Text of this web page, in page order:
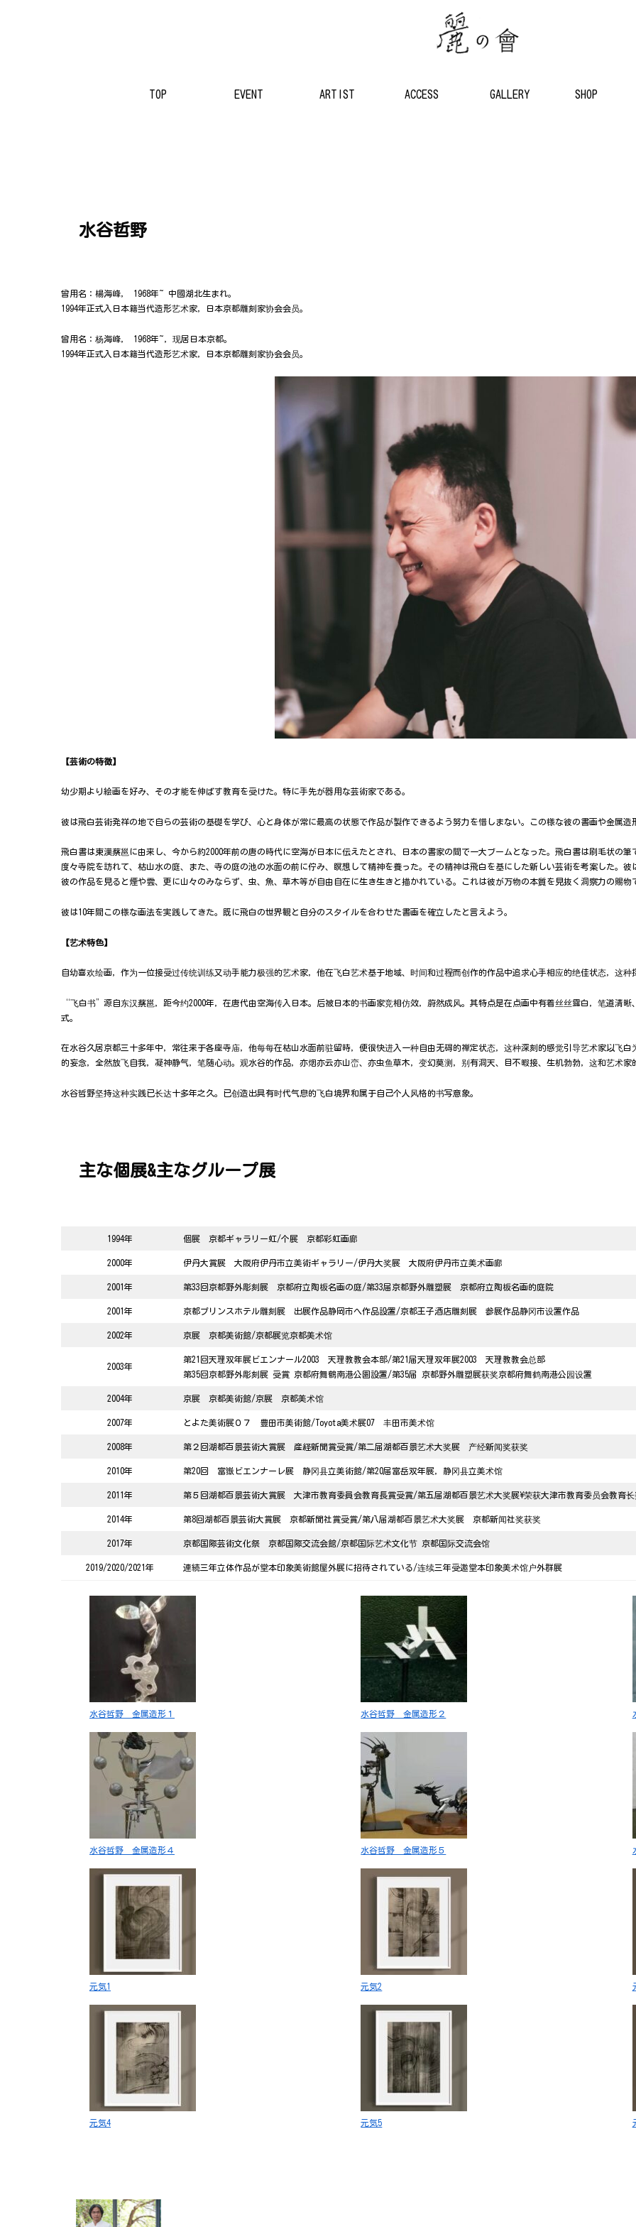
TOP EVENT ARTIST ACCESS GALLERY SHOP
水谷哲野
曾用名：楊海峰， 1968年~ 中國湖北生まれ。
1994年正式入日本籍当代造形艺术家，日本京都雕刻家协会会员。
曾用名：杨海峰， 1968年~，现居日本京都。
1994年正式入日本籍当代造形艺术家，日本京都雕刻家协会会员。
【芸術の特徴】
幼少期より絵画を好み、その才能を伸ばす教育を受けた。特に手先が器用な芸術家である。
彼は飛白芸術発祥の地で自らの芸術の基礎を学び、心と身体が常に最高の状態で作品が製作できるよう努力を惜しまない。この様な彼の書画や金属
飛白書は東漢蔡邕に由来し、今から約2000年前の唐の時代に空海が日本に伝えたとされ、日本の書家の間で一大ブームとなった。飛白書は刷毛状の
度々寺院を訪れて、枯山水の庭、また、寺の庭の池の水面の前に佇み、瞑想して精神を養った。その精神は飛白を基にした新しい芸術を考案した。
彼の作品を見ると煙や雲、更に山々のみならず、虫、魚、草木等が自由自在に生き生きと描かれている。これは彼が万物の本質を見抜く洞察力の賜物
彼は10年間この様な画法を実践してきた。既に飛白の世界観と自分のスタイルを合わせた書画を確立したと言えよう。
【艺术特色】
自幼喜欢绘画，作为一位接受过传统训练又动手能力极强的艺术家，他在飞白艺术基于地域、时间和过程而创作的作品中追求心手相应的绝佳状态，这
“飞白书”源自东汉蔡邕，距今约2000年，在唐代由空海传入日本。后被日本的书画家竞相仿效，蔚然成风。其特点是在点画中有着丝丝露白，笔道清
式。
在水谷久居京都三十多年中，常往来于各座寺庙，他每每在枯山水面前驻留時，便很快进入一种自由无碍的禅定状态，这种深刻的感觉引导艺术家以飞
的妄念，全然放飞自我，凝神静气，笔随心动。观水谷的作品，亦烟亦云亦山峦、亦虫鱼草木，变幻莫测，别有洞天、目不暇接、生机勃勃，这和艺术
水谷哲野坚持这种实践已长达十多年之久。已创造出具有时代气息的飞白境界和属于自己个人风格的书写意象。
主な個展&主なグループ展
1994年 個展 京都ギャラリー虹/个展 京都彩虹画廊
2000年 伊丹大賞展 大阪府伊丹市立美術ギャラリー/伊丹大奖展 大阪府伊丹市立美术画廊
2001年 第33回京都野外彫刻展 京都府立陶板名画の庭/第33届京都野外雕塑展 京都府立陶板名画的庭院
2001年 京都プリンスホテル雕刻展 出展作品静岡市へ作品設置/京都王子酒店雕刻展 参展作品静冈市设置作品
2002年 京展 京都美術館/京都展览京都美术馆
2003年
第21回天理双年展ビエンナール2003 天理教教会本部/第21届天理双年展2003 天理教教会总部
第35回京都野外彫刻展 受賞 京都府舞鶴南港公園設置/第35届 京都野外雕塑展获奖京都府舞鹤南港公园设置
2004年 京展 京都美術館/京展 京都美术馆
2007年 とよた美術展０７ 豊田市美術館/Toyota美术展07 丰田市美术馆
2008年 第２回湖都百景芸術大賞展 産経新聞賞受賞/第二届湖都百景艺术大奖展 产经新闻奖获奖
2010年 第20回 富嶽ビエンナーレ展 静冈县立美術館/第20届富岳双年展，静冈县立美术馆
2011年 第５回湖都百景芸術大賞展 大津市教育委員会教育長賞受賞/第五届湖都百景艺术大奖展\荣获大津市教育委员会教育长
2014年 第8回湖都百景芸術大賞展 京都新聞社賞受賞/第八届湖都百景艺术大奖展 京都新闻社奖获奖
2017年 京都国際芸術文化祭 京都国際交流会館/京都国际艺术文化节 京都国际交流会馆
2019/2020/2021年 連続三年立体作品が堂本印象美術館屋外展に招待されている/连续三年受邀堂本印象美术馆户外群展
水谷哲野 金属造形１ 水谷哲野 金属造形２
水谷哲野 金属造形４ 水谷哲野 金属造形５
元気1 元気2
元気4 元気5